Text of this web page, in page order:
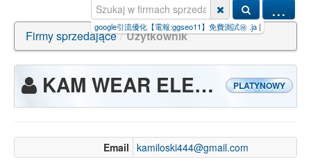
...
资源⚡️+[认准大轩T google引流優化【電報:ggseo11】免費測試㊙ .ja|Fi |
Firmy sprzedające / Użytkownik
PLATYNOWY
KAM WEAR ELEKTRONIKA I AKCESORIA
Email kamiloski444@gmail.com